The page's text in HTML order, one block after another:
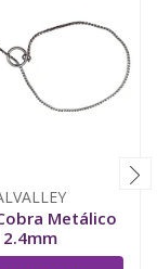
Metálico
2.4mm